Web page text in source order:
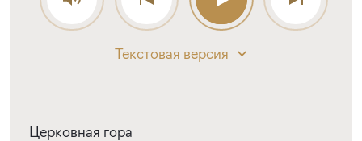
Текстовая версия
Церковная гора